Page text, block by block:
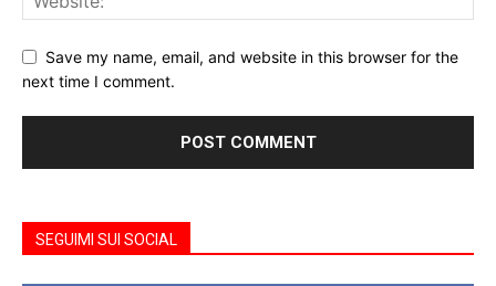
Save my name, email, and website in this browser for the
next time I comment.
SEGUIMI SUI SOCIAL